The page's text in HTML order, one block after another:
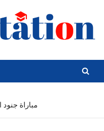
مباراة جنود